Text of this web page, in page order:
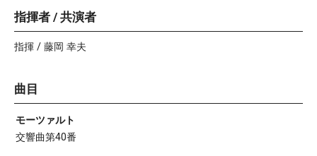
指揮者 / 共演者
指揮 / 藤岡 幸夫
曲目
モーツァルト
交響曲第40番